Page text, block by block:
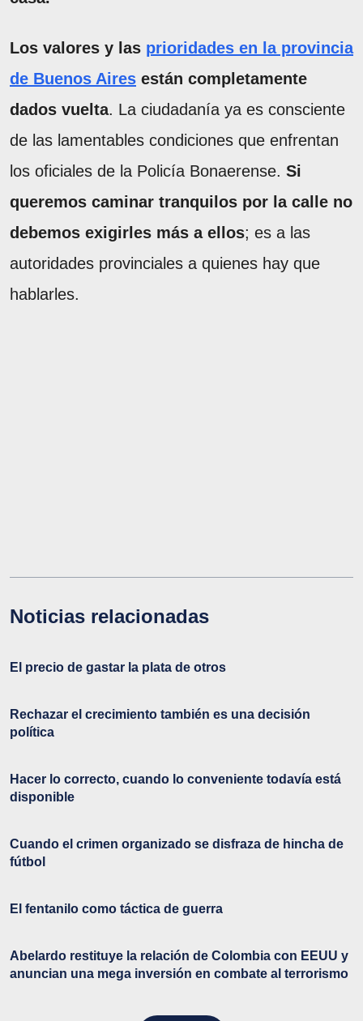
Los valores y las prioridades en la provincia
de Buenos Aires están completamente
dados vuelta. La ciudadanía ya es consciente
de las lamentables condiciones que enfrentan
los oficiales de la Policía Bonaerense. Si
queremos caminar tranquilos por la calle no
debemos exigirles más a ellos; es a las
autoridades provinciales a quienes hay que
hablarles.
Noticias relacionadas
El precio de gastar la plata de otros
Rechazar el crecimiento también es una decisión
política
Hacer lo correcto, cuando lo conveniente todavía está
disponible
Cuando el crimen organizado se disfraza de hincha de
fútbol
El fentanilo como táctica de guerra
Abelardo restituye la relación de Colombia con EEUU y
anuncian una mega inversión en combate al terrorismo